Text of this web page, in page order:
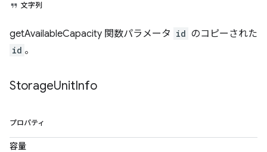
文字列
getAvailableCapacity 関数パラメータ id のコピーされた
id 。
StorageUnitInfo
プロパティ
容量